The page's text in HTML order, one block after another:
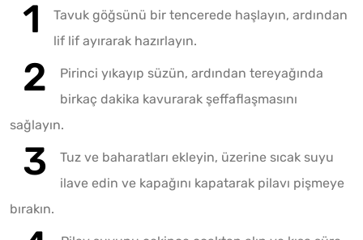
Tavuk göğsünü bir tencerede haşlayın, ardından
lif lif ayırarak hazırlayın.
Pirinci yıkayıp süzün, ardından tereyağında
birkaç dakika kavurarak şeffaflaşmasını
sağlayın.
Tuz ve baharatları ekleyin, üzerine sıcak suyu
ilave edin ve kapağını kapatarak pilavı pişmeye
bırakın.